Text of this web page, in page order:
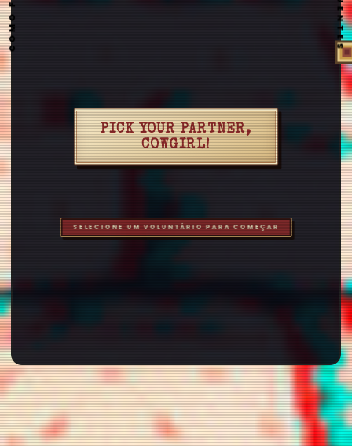
anaharae arshanji aussi
baekart bigbang
cerebrodog
eto
dilunari gguxietk
holopherne
s